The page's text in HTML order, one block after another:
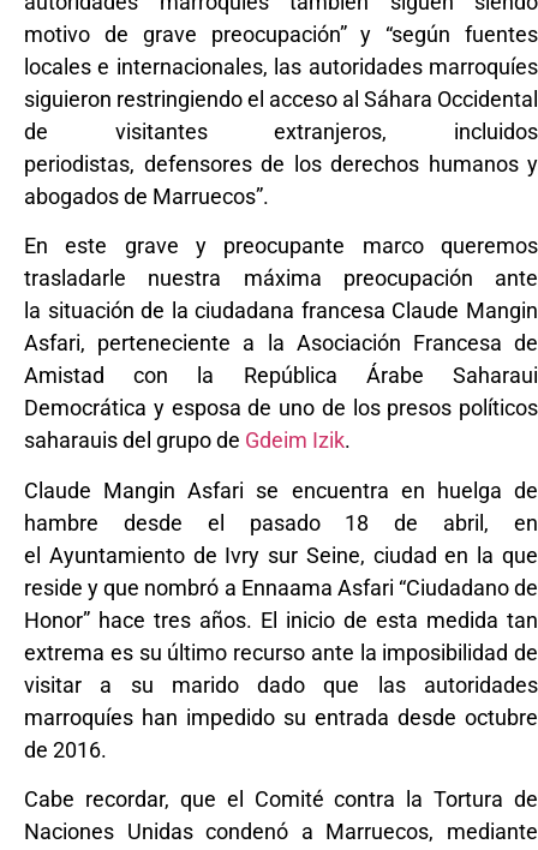
motivo de grave preocupación” y “según fuentes
locales e internacionales, las autoridades marroquíes
siguieron restringiendo el acceso al Sáhara Occidental
de visitantes extranjeros, incluidos
periodistas, defensores de los derechos humanos y
abogados de Marruecos”.
En este grave y preocupante marco queremos
trasladarle nuestra máxima preocupación ante
la situación de la ciudadana francesa Claude Mangin
Asfari, perteneciente a la Asociación Francesa de
Amistad con la República Árabe Saharaui
Democrática y esposa de uno de los presos políticos
saharauis del grupo de Gdeim Izik.
Claude Mangin Asfari se encuentra en huelga de
hambre desde el pasado 18 de abril, en
el Ayuntamiento de Ivry sur Seine, ciudad en la que
reside y que nombró a Ennaama Asfari “Ciudadano de
Honor” hace tres años. El inicio de esta medida tan
extrema es su último recurso ante la imposibilidad de
visitar a su marido dado que las autoridades
marroquíes han impedido su entrada desde octubre
de 2016.
Cabe recordar, que el Comité contra la Tortura de
Naciones Unidas condenó a Marruecos, mediante